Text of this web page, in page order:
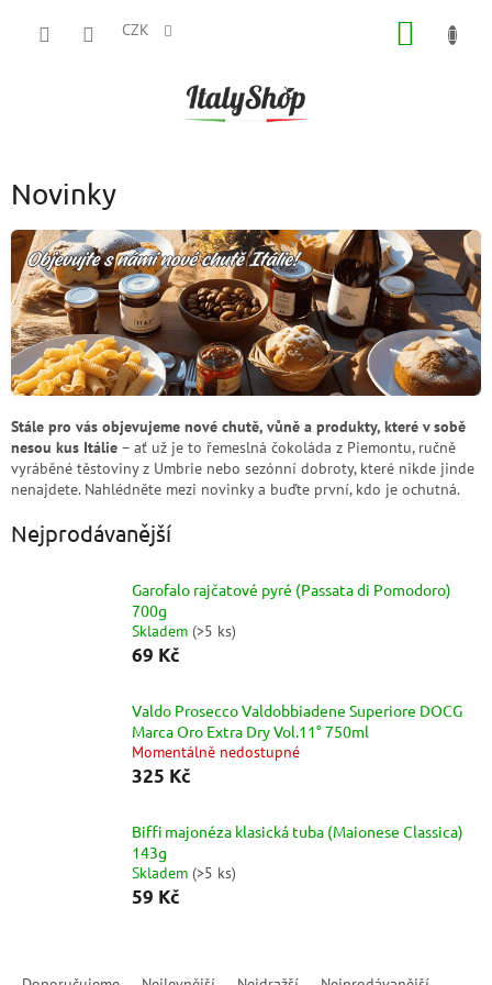
CZK
Novinky
Stále pro vás objevujeme nové chutě, vůně a produkty, které v sobě
nesou kus Itálie – ať už je to řemeslná čokoláda z Piemontu, ručně
vyráběné těstoviny z Umbrie nebo sezónní dobroty, které nikde jinde
nenajdete. Nahlédněte mezi novinky a buďte první, kdo je ochutná.
Nejprodávanější
Garofalo rajčatové pyré (Passata di Pomodoro)
700g
Skladem (>5 ks)
69 Kč
Valdo Prosecco Valdobbiadene Superiore DOCG
Marca Oro Extra Dry Vol.11° 750ml
Momentálně nedostupné
325 Kč
Biffi majonéza klasická tuba (Maionese Classica)
143g
Skladem (>5 ks)
59 Kč